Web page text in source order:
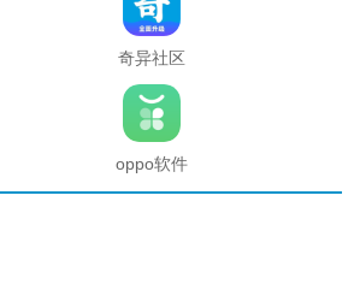
奇异社区
载安装
2025最新
版本
oppo软件